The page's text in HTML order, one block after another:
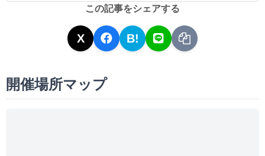
この記事をシェアする
X B!
開催場所マップ